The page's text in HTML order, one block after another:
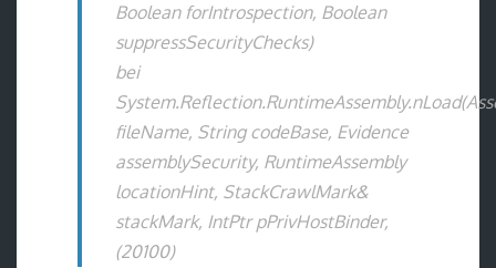
Boolean forIntrospection, Boolean
suppressSecurityChecks)
bei
fileName, String codeBase, Evidence
assemblySecurity, RuntimeAssembly
locationHint, StackCrawlMark&
stackMark, IntPtr pPrivHostBinder,
(20100)